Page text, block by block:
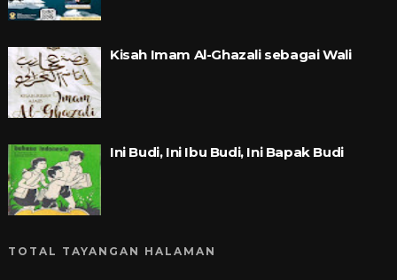
Kisah Imam Al-Ghazali sebagai Wali
Ini Budi, Ini Ibu Budi, Ini Bapak Budi
TOTAL TAYANGAN HALAMAN